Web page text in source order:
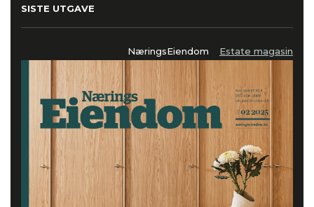
SISTE UTGAVE
NæringsEiendom Estate magasin